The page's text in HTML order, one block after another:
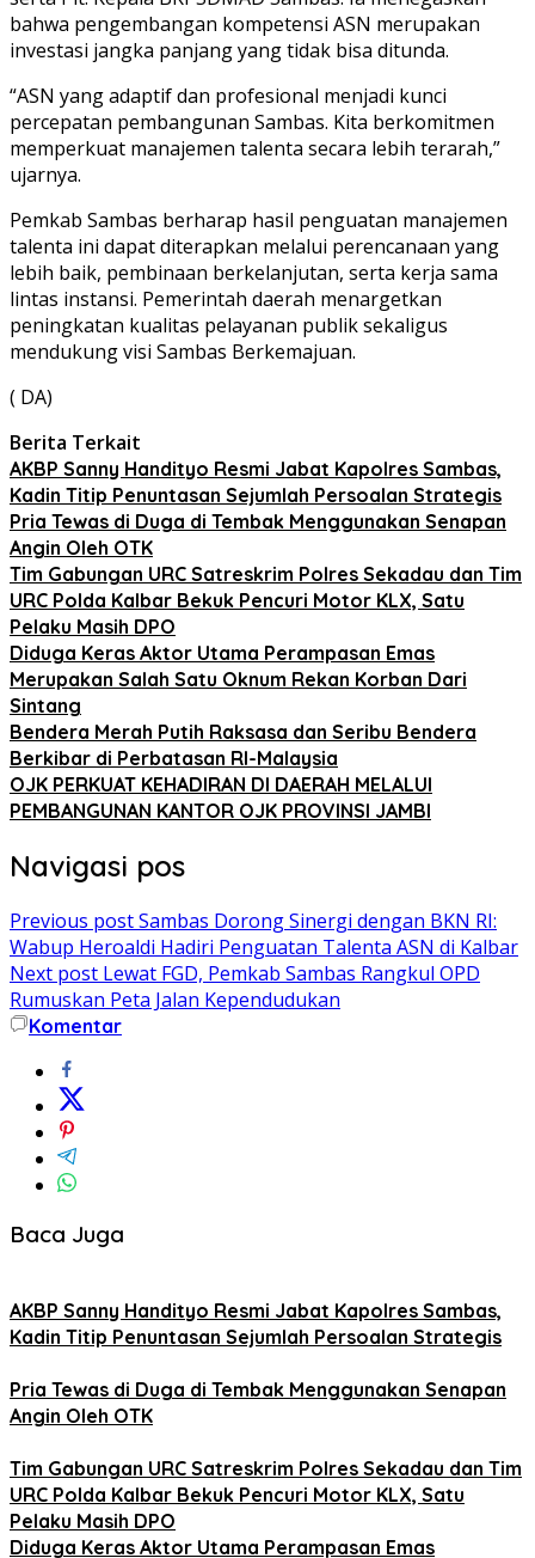
bahwa pengembangan kompetensi ASN merupakan
investasi jangka panjang yang tidak bisa ditunda.
“ASN yang adaptif dan profesional menjadi kunci
percepatan pembangunan Sambas. Kita berkomitmen
memperkuat manajemen talenta secara lebih terarah,”
ujarnya.
Pemkab Sambas berharap hasil penguatan manajemen
talenta ini dapat diterapkan melalui perencanaan yang
lebih baik, pembinaan berkelanjutan, serta kerja sama
lintas instansi. Pemerintah daerah menargetkan
peningkatan kualitas pelayanan publik sekaligus
mendukung visi Sambas Berkemajuan.
( DA)
Berita Terkait
AKBP Sanny Handityo Resmi Jabat Kapolres Sambas,
Kadin Titip Penuntasan Sejumlah Persoalan Strategis
Pria Tewas di Duga di Tembak Menggunakan Senapan
Angin Oleh OTK
Tim Gabungan URC Satreskrim Polres Sekadau dan Tim
URC Polda Kalbar Bekuk Pencuri Motor KLX, Satu
Pelaku Masih DPO
Diduga Keras Aktor Utama Perampasan Emas
Merupakan Salah Satu Oknum Rekan Korban Dari
Sintang
Bendera Merah Putih Raksasa dan Seribu Bendera
Berkibar di Perbatasan RI-Malaysia
OJK PERKUAT KEHADIRAN DI DAERAH MELALUI
PEMBANGUNAN KANTOR OJK PROVINSI JAMBI
Navigasi pos
Previous postSambas Dorong Sinergi dengan BKN RI:
Wabup Heroaldi Hadiri Penguatan Talenta ASN di Kalbar
Next post Lewat FGD, Pemkab Sambas Rangkul OPD
Rumuskan Peta Jalan Kependudukan
Komentar
Baca Juga
AKBP Sanny Handityo Resmi Jabat Kapolres Sambas,
Kadin Titip Penuntasan Sejumlah Persoalan Strategis
Pria Tewas di Duga di Tembak Menggunakan Senapan
Angin Oleh OTK
Tim Gabungan URC Satreskrim Polres Sekadau dan Tim
URC Polda Kalbar Bekuk Pencuri Motor KLX, Satu
Pelaku Masih DPO
Diduga Keras Aktor Utama Perampasan Emas